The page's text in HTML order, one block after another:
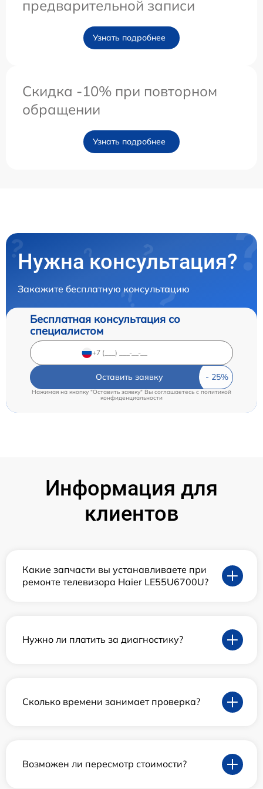
предварительной записи
Узнать подробнее
Скидка -10% при повторном
обращении
Узнать подробнее
Нужна консультация?
Закажите бесплатную консультацию
Бесплатная консультация со
специалистом
Оставить заявку
Нажимая на кнопку "Оставить заявку" Вы соглашаетесь cполитикой
конфиденциальности
Информация для
клиентов
Какие запчасти вы устанавливаете при
ремонте телевизора Haier LE55U6700U?
Нужно ли платить за диагностику?
Сколько времени занимает проверка?
Возможен ли пересмотр стоимости?